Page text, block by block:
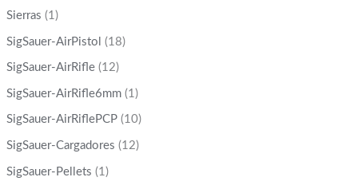
Sierras (1)
SigSauer-AirPistol (18)
SigSauer-AirRifle (12)
SigSauer-AirRifle6mm (1)
SigSauer-AirRiflePCP (10)
SigSauer-Cargadores (12)
SigSauer-Pellets (1)